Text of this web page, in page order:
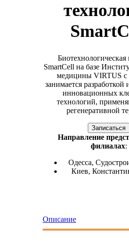
SmartCell на базе
медицины VIRTUS с
занимается разработкой
инновационных
технологий,
регенеративной
Записаться
Направление
филиалах:
Одесса,
Киев,
Описание